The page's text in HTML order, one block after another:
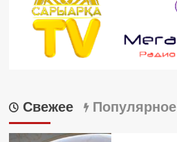
Свежее Популярное